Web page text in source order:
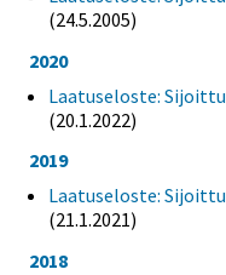
(24.5.2005)
2020
Laatuseloste:
(20.1.2022)
2019
Laatuseloste:
(21.1.2021)
2018